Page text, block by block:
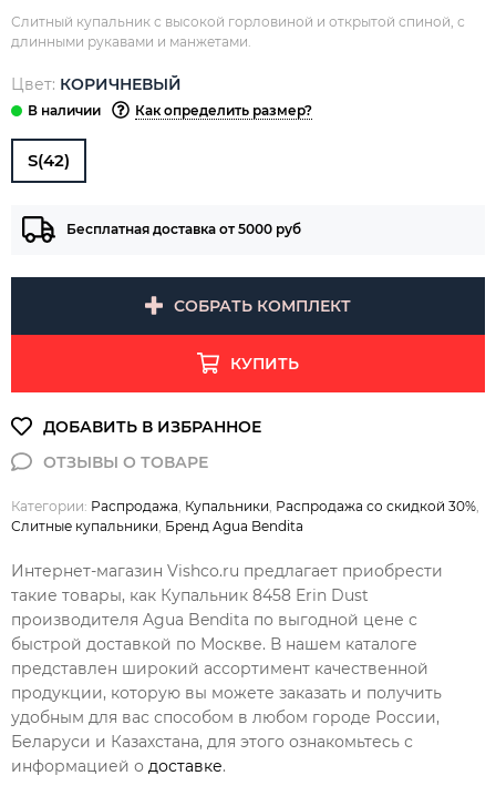
Слитный купальник с высокой горловиной и открытой спиной, с
длинными рукавами и манжетами.
Цвет: КОРИЧНЕВЫЙ
Как определить размер?
S(42)
Бесплатная доставка от 5000 руб
СОБРАТЬ КОМПЛЕКТ
КУПИТЬ
Категории: Распродажа Купальники Распродажа со скидкой 30%
Слитные купальники Бренд Agua Bendita
Интернет-магазин Vishco.ru предлагает приобрести
такие товары, как Купальник 8458 Erin Dust
производителя Agua Bendita по выгодной цене с
быстрой доставкой по Москве. В нашем каталоге
представлен широкий ассортимент качественной
продукции, которую вы можете заказать и получить
удобным для вас способом в любом городе России,
Беларуси и Казахстана, для этого ознакомьтесь с
информацией о доставке.